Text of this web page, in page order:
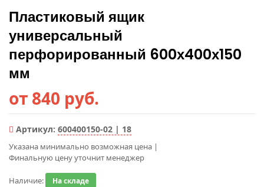
Пластиковый ящик
универсальный
перфорированный 600х400х150
мм
от 840 руб.
Артикул: 600400150-02 | 18
Указана минимально возможная цена |
Финальную цену уточнит менеджер
Наличие: На складе